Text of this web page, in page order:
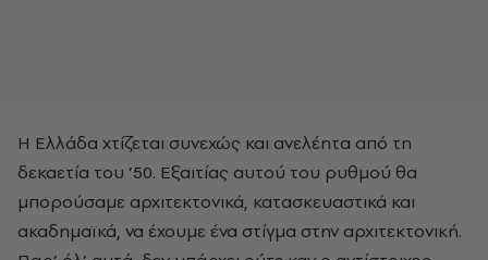
Η Ελλάδα χτίζεται συνεχώς και ανελέητα από τη
δεκαετία του ’50. Εξαιτίας αυτού του ρυθμού θα
μπορούσαμε αρχιτεκτονικά, κατασκευαστικά και
ακαδημαϊκά, να έχουμε ένα στίγμα στην αρχιτεκτονική.